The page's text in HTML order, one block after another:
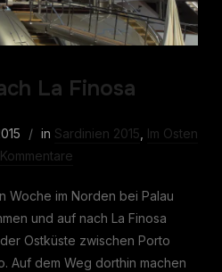
La Finosa
in Sardinien 2015 Im Osten
Woche im Norden bei Palau
und auf nach La Finosa
Ostküste zwischen Porto
Auf dem Weg dorthin machen